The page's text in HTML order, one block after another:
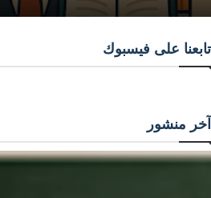
تابعنا على فيسبوك
آخر منشور